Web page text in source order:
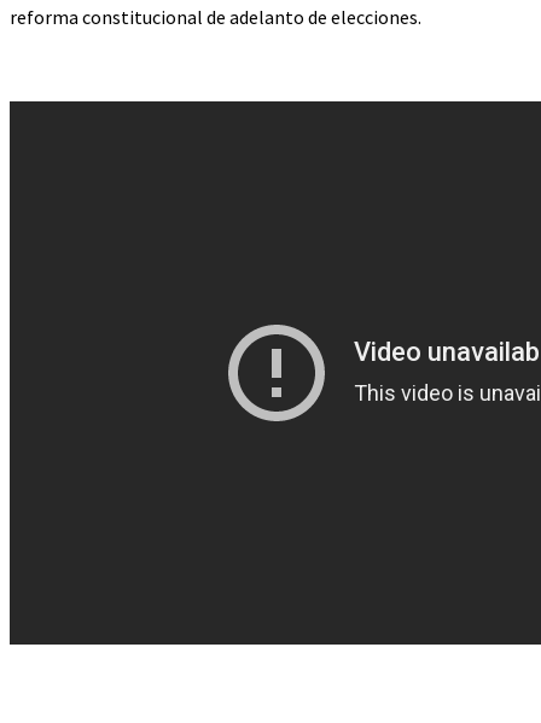
reforma constitucional de adelanto de elecciones.